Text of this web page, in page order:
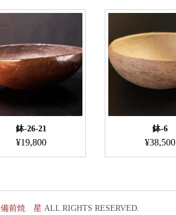
鉢-26-21
¥19,800
鉢-6
¥38,500
備前焼 星 ALL RIGHTS RESERVED.